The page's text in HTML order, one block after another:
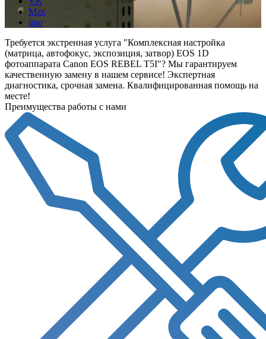
Max
imo
Требуется экстренная услуга "Комплексная настройка
(матрица, автофокус, экспозиция, затвор) EOS 1D
фотоаппарата Canon EOS REBEL T5I"? Мы гарантируем
качественную замену в нашем сервисе! Экспертная
диагностика, срочная замена. Квалифицированная помощь на
месте!
Преимущества работы с нами